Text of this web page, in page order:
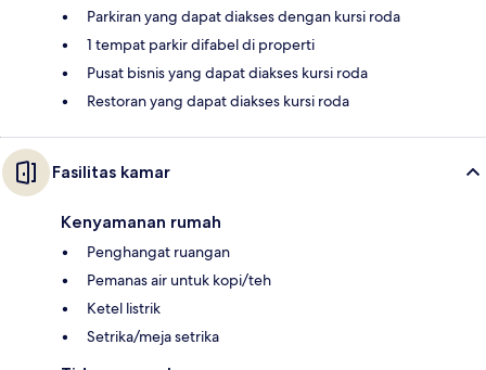
Parkiran yang dapat diakses dengan kursi roda
1 tempat parkir difabel di properti
Pusat bisnis yang dapat diakses kursi roda
Restoran yang dapat diakses kursi roda
Fasilitas kamar
Kenyamanan rumah
Penghangat ruangan
Pemanas air untuk kopi/teh
Ketel listrik
Setrika/meja setrika